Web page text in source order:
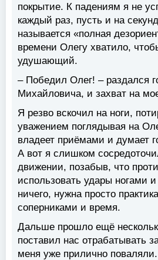
покрытие. К падениям я не
каждый раз, пусть и на
называется «полная
времени Олегу хватило,
удушающий.
– Победил Олег! – раздался
Михайловича, и захват на
Я резво вскочил на ноги,
уважением поглядывая на
владеет приёмами и думает
А вот я слишком
движении, позабыв, что
использовать удары ногами
ничего, нужна просто
соперниками и время.
Дальше прошло ещё
поставил нас отрабатывать
меня уже прилично